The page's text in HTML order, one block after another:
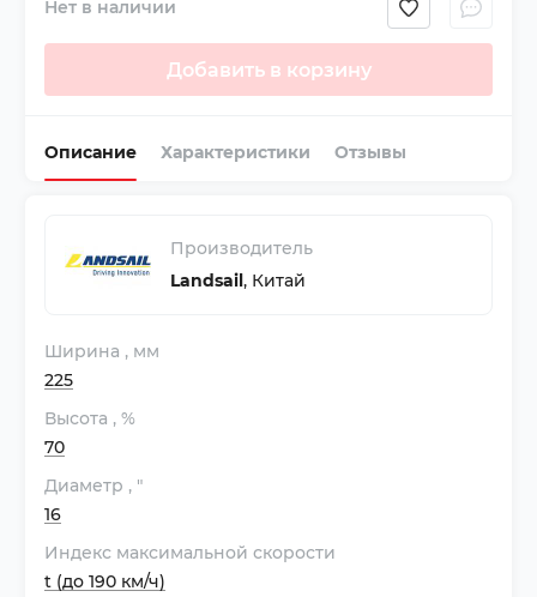
Нет в наличии
Добавить в корзину
Описание Характеристики Отзывы
Производитель
Landsail, Китай
Ширина , мм
225
Высота , %
70
Диаметр , "
16
Индекс максимальной скорости
t (до 190 км/ч)